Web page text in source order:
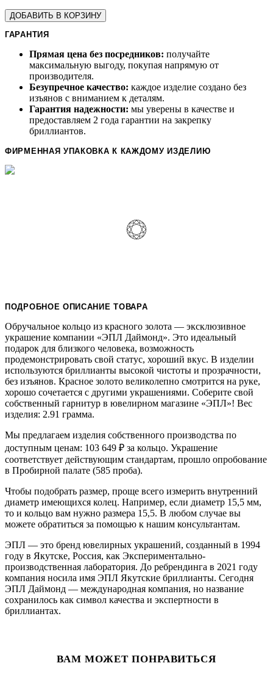
ДОБАВИТЬ В КОРЗИНУ
ГАРАНТИЯ
Прямая цена без посредников: получайте
максимальную выгоду, покупая напрямую от
производителя.
Безупречное качество: каждое изделие создано без
изъянов с вниманием к деталям.
Гарантия надежности: мы уверены в качестве и
предоставляем 2 года гарантии на закрепку
бриллиантов.
ФИРМЕННАЯ УПАКОВКА К КАЖДОМУ ИЗДЕЛИЮ
ПОДРОБНОЕ ОПИСАНИЕ ТОВАРА
Обручальное кольцо из красного золота — эксклюзивное
украшение компании «ЭПЛ Даймонд». Это идеальный
подарок для близкого человека, возможность
продемонстрировать свой статус, хороший вкус. В изделии
используются бриллианты высокой чистоты и прозрачности,
без изъянов. Красное золото великолепно смотрится на руке,
хорошо сочетается с другими украшениями. Соберите свой
собственный гарнитур в ювелирном магазине «ЭПЛ»! Вес
изделия: 2.91 грамма.
Мы предлагаем изделия собственного производства по
доступным ценам: 103 649 ₽ за кольцо. Украшение
соответствует действующим стандартам, прошло опробование
в Пробирной палате (585 проба).
Чтобы подобрать размер, проще всего измерить внутренний
диаметр имеющихся колец. Например, если диаметр 15,5 мм,
то и кольцо вам нужно размера 15,5. В любом случае вы
можете обратиться за помощью к нашим консультантам.
ЭПЛ — это бренд ювелирных украшений, созданный в 1994
году в Якутске, Россия, как Экспериментально-
производственная лаборатория. До ребрендинга в 2021 году
компания носила имя ЭПЛ Якутские бриллианты. Сегодня
ЭПЛ Даймонд — международная компания, но название
сохранилось как символ качества и экспертности в
бриллиантах.
ВАМ МОЖЕТ ПОНРАВИТЬСЯ